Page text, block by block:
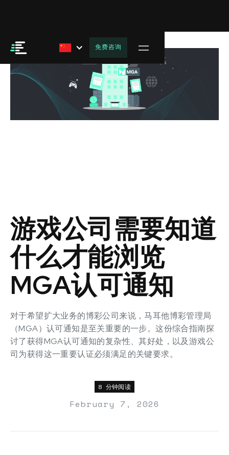
免费咨询
游戏公司需要知道
什么才能浏览
MGA认可通知
对于希望扩大业务的博彩公司来说，马耳他博彩管理局
（MGA）认可通知是至关重要的一步。这份综合指南探
讨了获得MGA认可通知的复杂性、其好处，以及游戏公
司为获得这一重要认证必须满足的关键要求。
8 分钟阅读
February 7, 2026